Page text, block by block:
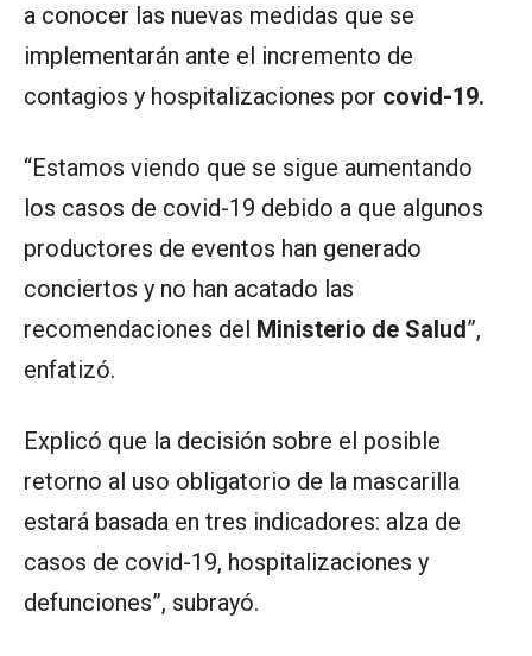
a conocer las nuevas medidas que se
implementarán ante el incremento de
contagios y hospitalizaciones por covid-19.
“Estamos viendo que se sigue aumentando
los casos de covid-19 debido a que algunos
productores de eventos han generado
conciertos y no han acatado las
recomendaciones del Ministerio de Salud”,
enfatizó.
Explicó que la decisión sobre el posible
retorno al uso obligatorio de la mascarilla
estará basada en tres indicadores: alza de
casos de covid-19, hospitalizaciones y
defunciones”, subrayó.